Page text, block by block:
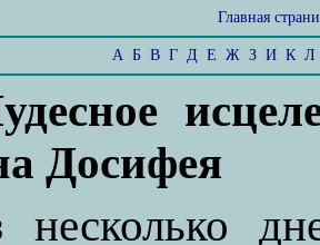
Главная
А Б В Г Д Е Ж З И К Л
Досифея
несколько